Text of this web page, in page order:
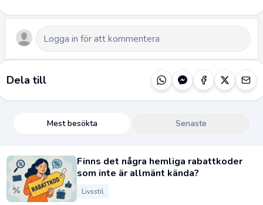
Dela till
Mest besökta Senaste
Finns det några hemliga rabattkoder
som inte är allmänt kända?
Livsstil